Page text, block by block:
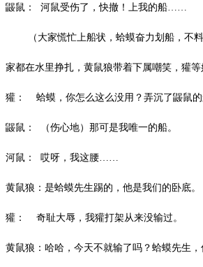
鼹鼠： 河鼠受伤了，快撤！上我的船
（大家慌忙上船状，蛤蟆奋力划船，不
家都在水里挣扎，黄鼠狼带着下属嘲笑，獾
獾： 蛤蟆，你怎么这么没用？弄沉了鼹鼠的
鼹鼠： （伤心地）那可是我唯一的船。
河鼠： 哎呀，我这腰
黄鼠狼：是蛤蟆先生踢的，他是我们的卧底。
獾： 奇耻大辱，我獾打架从来没输过。
黄鼠狼：哈哈，今天不就输了吗？蛤蟆先生